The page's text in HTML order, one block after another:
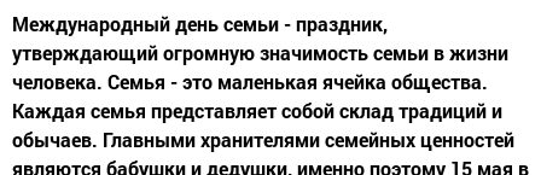
Международный день семьи - праздник,
утверждающий огромную значимость семьи в жизни
человека. Семья - это маленькая ячейка общества.
Каждая семья представляет собой склад традиций и
обычаев. Главными хранителями семейных ценностей
являются бабушки и дедушки, именно поэтому 15 мая в